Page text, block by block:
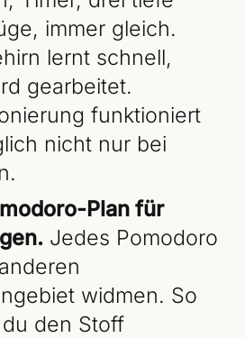
immer gleich.
lernt schnell,
gearbeitet.
funktioniert
nicht nur bei
Plan für
Jedes Pomodoro
widmen. So
den Stoff